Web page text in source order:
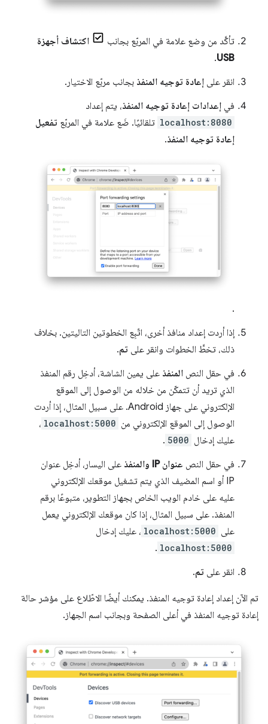
تأكَّد من وضع علامة في المربّع بجانب
اكتشاف أجهزة
USB
.
انقر على إعادة توجيه المنفذ بجانب مربّع الاختيار.
في إعدادات إعادة توجيه المنفذ، يتم إعداد
localhost:8080 تلقائيًا. ضَع علامة في المربّع تفعيل
إعادة توجيه المنفذ.
.
إذا أردت إعداد منافذ أخرى، اتّبِع الخطوتين التاليتين. بخلاف
ذلك، تخطَّ الخطوات وانقر على تم.
في حقل النص المنفذ على يمين الشاشة، أدخِل رقم المنفذ
الذي تريد أن تتمكّن من خلاله من الوصول إلى الموقع
الإلكتروني على جهاز Android. على سبيل المثال، إذا أردت
الوصول إلى الموقع الإلكتروني من localhost:5000 ،
عليك إدخال 5000
.
في حقل النص عنوان IP والمنفذ
على اليسار، أدخِل عنوان
IP أو اسم المضيف الذي يتم تشغيل موقعك الإلكتروني
عليه على خادم الويب الخاص بجهاز التطوير، متبوعًا برقم
المنفذ. على سبيل المثال، إذا كان موقعك الإلكتروني يعمل
على localhost:5000 ، عليك إدخال
localhost:5000
.
انقر على تم.
تم الآن إعداد إعادة توجيه المنفذ. يمكنك أيضًا الاطّلاع على مؤشر حالة
إعادة توجيه المنفذ في أعلى الصفحة وبجانب اسم الجهاز.